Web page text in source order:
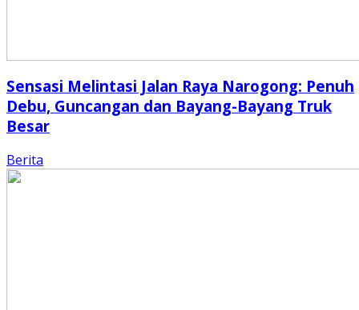
Sensasi Melintasi Jalan Raya Narogong: Penuh
Debu, Guncangan dan Bayang-Bayang Truk
Besar
Berita